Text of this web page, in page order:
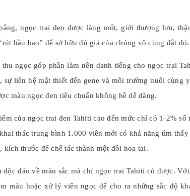
ngọc trai đen được làng mốt, giới thượng lưu,
hầu bao” để sở hữu dù giá của chúng vô cùng đắt đỏ.
ngọc góp phần làm nên danh tiếng cho ngọc trai
liên hệ mật thiết đến gene và môi trường nuôi cùng
màu ngọc đen tiêu chuẩn không hề dễ dàng.
của ngọc trai đen Tahiti cao đến mức chỉ có 1-2% số
thác trung bình 1.000 viên mới có khả năng tìm thấy
thước để chế tác thành một đôi hoa tai.
đáo về màu sắc mà chỉ ngọc trai Tahiti có được.
màu hoặc xử lý viên ngọc để cho ra những sắc độ